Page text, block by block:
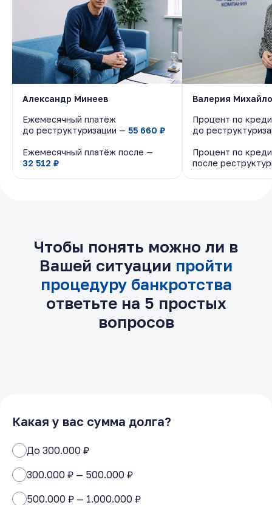
Александр Минеев
Ежемесячный платёж
до реструктуризации — 55 660 ₽
Ежемесячный платёж после —
32 512 ₽
Валерия
Процент по
до
Процент по
после
Александр Минеев
Ежемесячный платёж
до реструктуризации — 55 660 ₽
Ежемесячный платёж после —
32 512 ₽
Валерия
Процент по
до
Процент по
после
Чтобы понять можно ли в
Вашей ситуации пройти
процедуру банкротства
ответьте на 5 простых
вопросов
Какая у вас сумма долга?
До 300.000 ₽
300.000 ₽ — 500.000 ₽
500.000 ₽ — 1.000.000 ₽